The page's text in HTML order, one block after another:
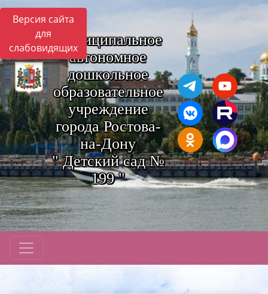
Версия сайта
для
слабовидящихМуниципальное
автономное
дошкольное
образовательное
учреждение
города Ростова-
на-Дону
" Детский сад №
199 "